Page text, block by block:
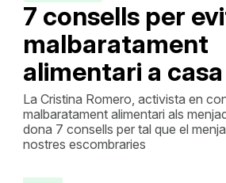
7 consells per
malbaratament
alimentari a casa
La Cristina Romero, activista en
malbaratament alimentari als
dona 7 consells per tal que el
nostres escombraries